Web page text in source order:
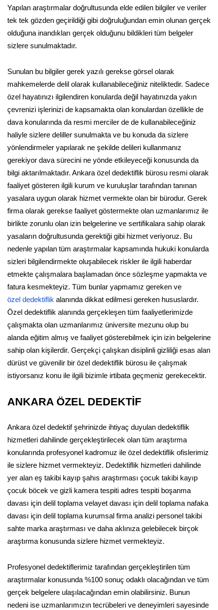
Yapılan araştırmalar doğrultusunda elde edilen bilgiler ve veriler
tek tek gözden geçirildiği gibi doğruluğundan emin olunan gerçek
olduğuna inandıkları gerçek olduğunu bildikleri tüm belgeler
sizlere sunulmaktadır.
Sunulan bu bilgiler gerek yazılı gerekse görsel olarak
mahkemelerde delil olarak kullanabileceğiniz niteliktedir. Sadece
özel hayatınızı ilgilendiren konularda değil hayatınızda yakın
çevrenizi işlerinizi de kapsamakta olan konulardan özellikle de
dava konularında da resmi merciler de de kullanabileceğiniz
haliyle sizlere deliller sunulmakta ve bu konuda da sizlere
yönlendirmeler yapılarak ne şekilde delileri kullanmanız
gerekiyor dava sürecini ne yönde etkileyeceği konusunda da
bilgi aktarılmaktadır. Ankara özel dedektiflik bürosu resmi olarak
faaliyet gösteren ilgili kurum ve kuruluşlar tarafından tanınan
yasalara uygun olarak hizmet vermekte olan bir bürodur. Gerek
firma olarak gerekse faaliyet göstermekte olan uzmanlarımız ile
birlikte zorunlu olan izin belgelerine ve sertifikalara sahip olarak
yasaların doğrultusunda gerektiği gibi hizmet veriyoruz. Bu
nedenle yapılan tüm araştırmalar kapsamında hukuki konularda
sizleri bilgilendirmekte oluşabilecek riskler ile ilgili haberdar
etmekte çalışmalara başlamadan önce sözleşme yapmakta ve
fatura kesmekteyiz. Tüm bunlar yapmamız gereken ve
özel dedektiflik alanında dikkat edilmesi gereken hususlardır.
Özel dedektiflik alanında gerçekleşen tüm faaliyetlerimizde
çalışmakta olan uzmanlarımız üniversite mezunu olup bu
alanda eğitim almış ve faaliyet gösterebilmek için izin belgelerine
sahip olan kişilerdir. Gerçekçi çalışkan disiplinli gizliliği esas alan
dürüst ve güvenilir bir özel dedektiflik bürosu ile çalışmak
istiyorsanız konu ile ilgili bizimle irtibata geçmeniz gerekecektir.
ANKARA ÖZEL DEDEKTİF
Ankara özel dedektif şehrinizde ihtiyaç duyulan dedektiflik
hizmetleri dahilinde gerçekleştirilecek olan tüm araştırma
konularında profesyonel kadromuz ile özel dedektiflik ofislerimiz
ile sizlere hizmet vermekteyiz. Dedektiflik hizmetleri dahilinde
yer alan eş takibi kayıp şahıs araştırması çocuk takibi kayıp
çocuk böcek ve gizli kamera tespiti adres tespiti boşanma
davası için delil toplama velayet davası için delil toplama nafaka
davası için delil toplama kurumsal firma analizi personel takibi
sahte marka araştırması ve daha aklınıza gelebilecek birçok
araştırma konusunda sizlere hizmet vermekteyiz.
Profesyonel dedektiflerimiz tarafından gerçekleştirilen tüm
araştırmalar konusunda %100 sonuç odaklı olacağından ve tüm
gerçek belgelere ulaşılacağından emin olabilirsiniz. Bunun
nedeni ise uzmanlarımızın tecrübeleri ve deneyimleri sayesinde